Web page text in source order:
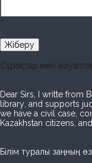
*
Сұрақтар мен
Dear Sirs, I writte from
library, and supports
we have a civil case,
Kazakhstan citizens,
Білім туралы заңның